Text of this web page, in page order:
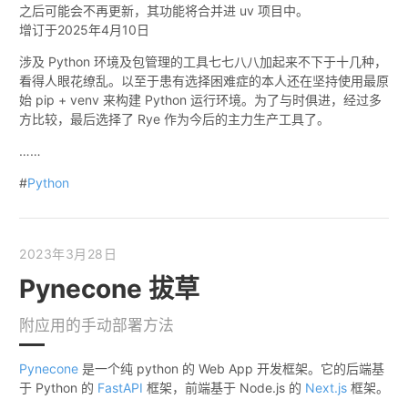
之后可能会不再更新，其功能将合并进 uv 项目中。
增订于2025年4月10日
涉及 Python 环境及包管理的工具七七八八加起来不下于十几种，
看得人眼花缭乱。以至于患有选择困难症的本人还在坚持使用最原
始 pip + venv 来构建 Python 运行环境。为了与时俱进，经过多
方比较，最后选择了 Rye 作为今后的主力生产工具了。
……
#Python
2023年3月28日
Pynecone 拔草
附应用的手动部署方法
Pynecone 是一个纯 python 的 Web App 开发框架。它的后端基
于 Python 的 FastAPI 框架，前端基于 Node.js 的 Next.js 框架。